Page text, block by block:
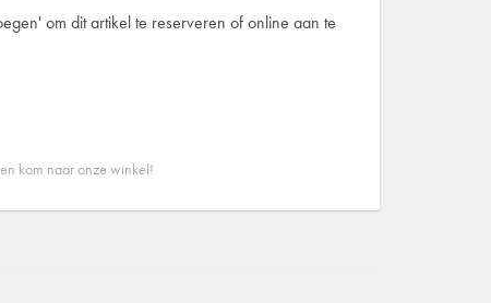
om dit artikel te reserveren of online aan te
kom naar onze winkel!